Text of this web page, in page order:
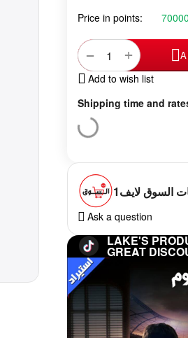
Price in points:
+
−
Add to wish list
Shipping time and
السوق لايف1
Ask a question
LAKE'S
GREAT